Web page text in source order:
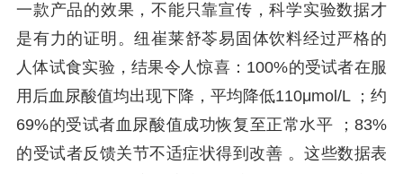
一款产品的效果，不能只靠宣传，科学实验数据才
是有力的证明。纽崔莱舒苓易固体饮料经过严格的
人体试食实验，结果令人惊喜：100%的受试者在服
用后血尿酸值均出现下降，平均降低110μmol/L ；约
69%的受试者血尿酸值成功恢复至正常水平 ；83%
的受试者反馈关节不适症状得到改善 。这些数据表